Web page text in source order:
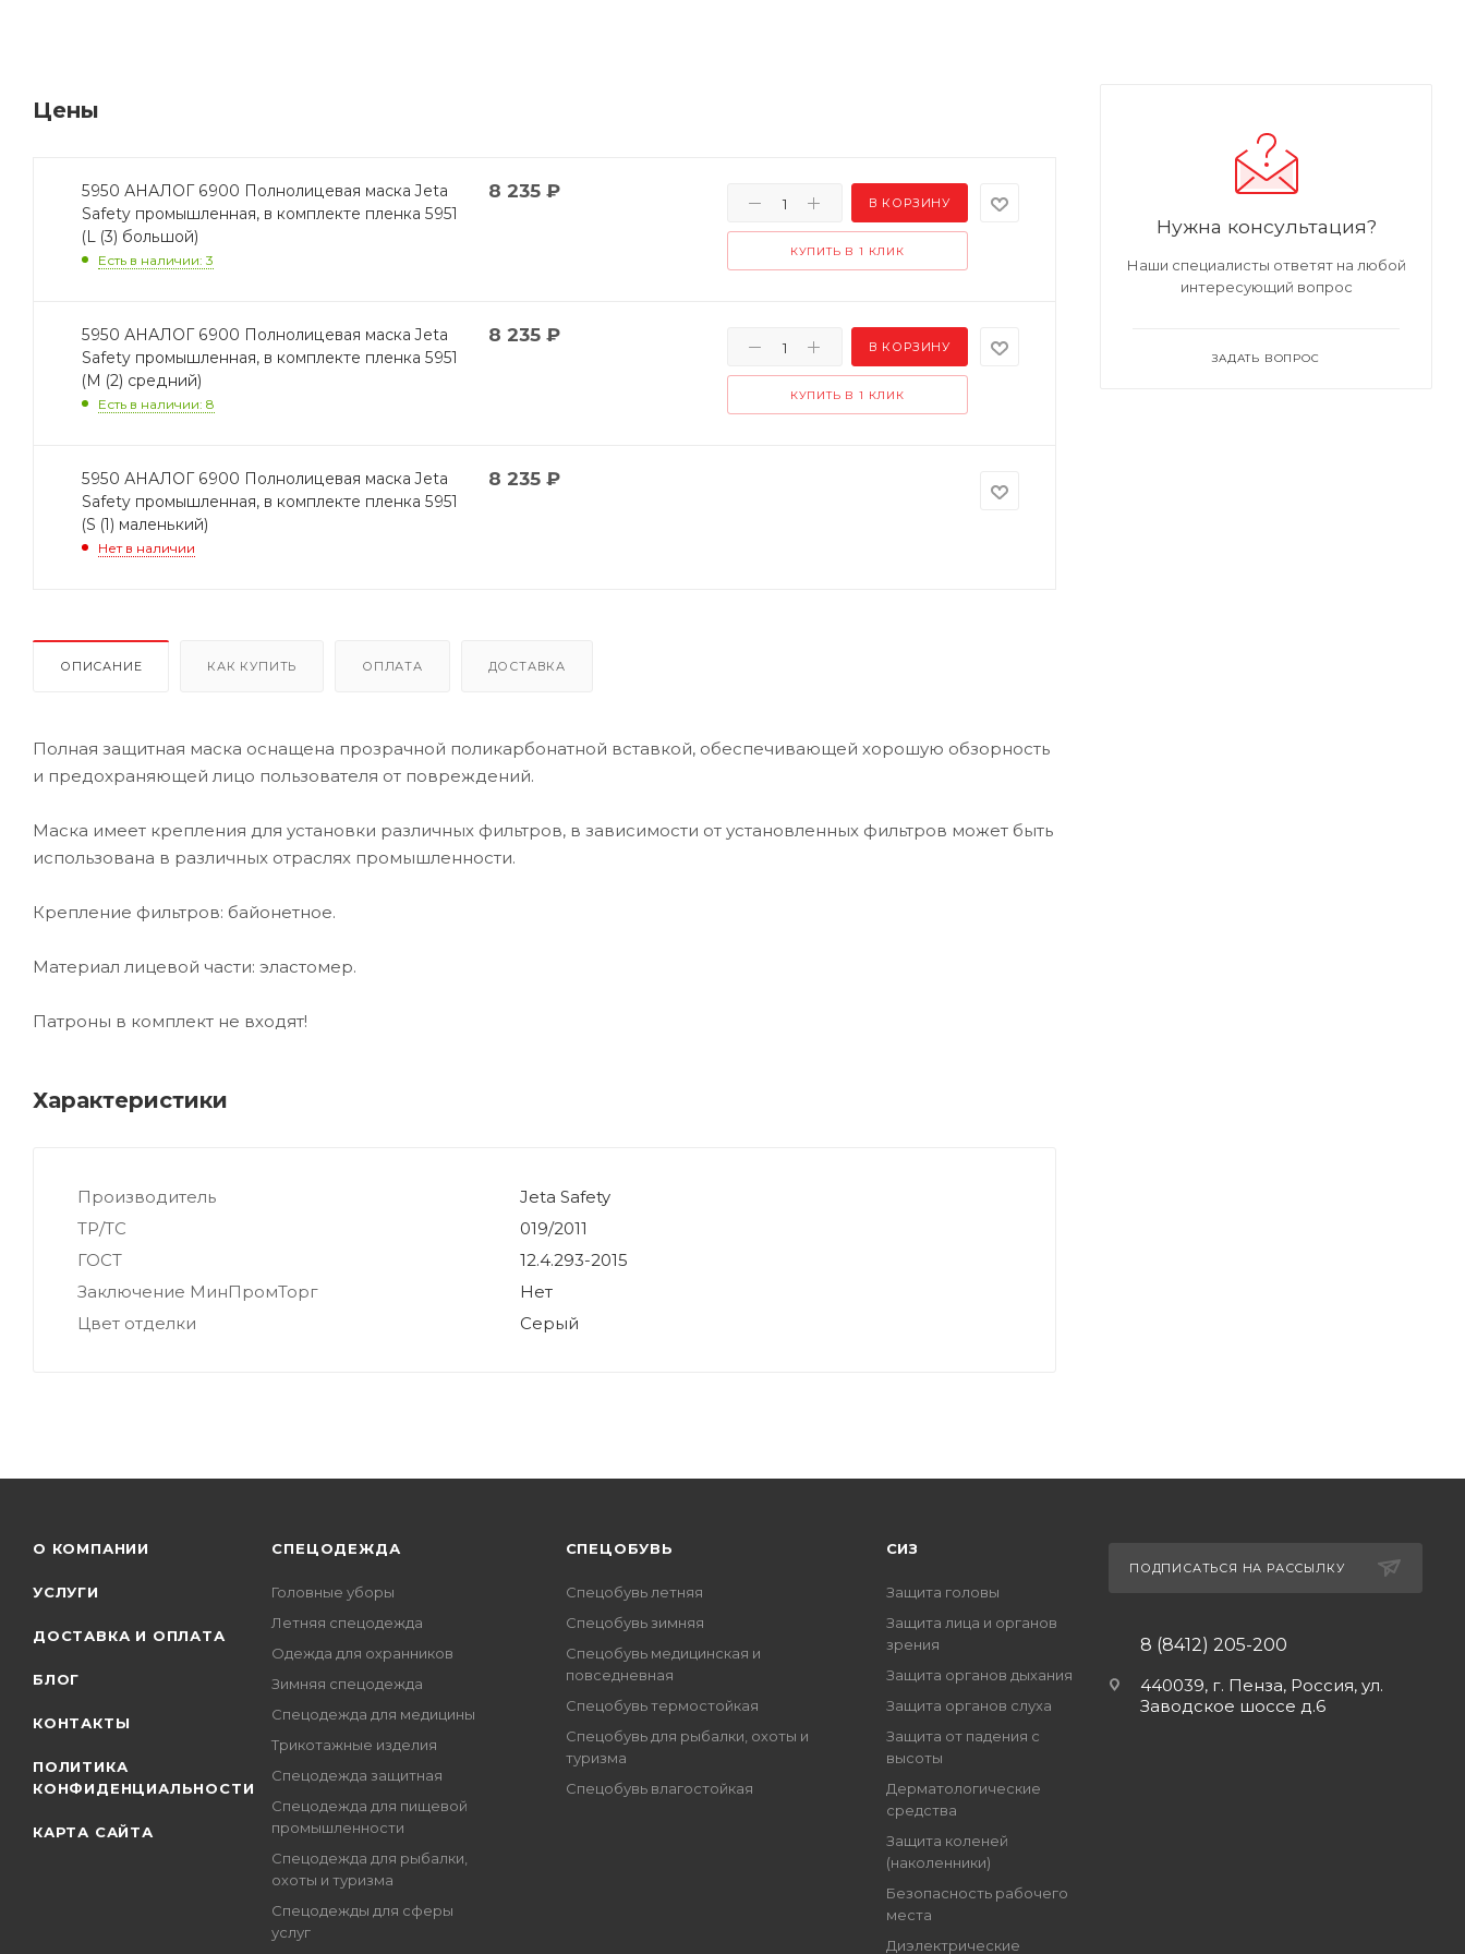
Цены
5950 АНАЛОГ 6900 Полнолицевая маска Jeta
Safety промышленная, в комплекте пленка 5951
(L (3) большой)
Есть в наличии: 3
8 235₽
В КОРЗИНУ
КУПИТЬ В 1 КЛИК
5950 АНАЛОГ 6900 Полнолицевая маска Jeta
Safety промышленная, в комплекте пленка 5951
(M (2) средний)
Есть в наличии: 8
8 235₽
В КОРЗИНУ
КУПИТЬ В 1 КЛИК
5950 АНАЛОГ 6900 Полнолицевая маска Jeta
Safety промышленная, в комплекте пленка 5951
(S (1) маленький)
Нет в наличии
8 235₽
ОПИСАНИЕ КАК КУПИТЬ ОПЛАТА ДОСТАВКА
Полная защитная маска оснащена прозрачной поликарбонатной вставкой, обеспечивающей хорошую обзорность
и предохраняющей лицо пользователя от повреждений.
Маска имеет крепления для установки различных фильтров, в зависимости от установленных фильтров может быть
использована в различных отраслях промышленности.
Крепление фильтров: байонетное.
Материал лицевой части: эластомер.
Патроны в комплект не входят!
Характеристики
Производитель
Jeta Safety
ТР/ТС
019/2011
ГОСТ
12.4.293-2015
Заключение МинПромТорг
Нет
Цвет отделки
Серый
Нужна консультация?
Наши специалисты ответят на любой
интересующий вопрос
ЗАДАТЬ ВОПРОС
О КОМПАНИИ
УСЛУГИ
ДОСТАВКА И ОПЛАТА
БЛОГ
КОНТАКТЫ
ПОЛИТИКА
КОНФИДЕНЦИАЛЬНОСТИ
КАРТА САЙТА
СПЕЦОДЕЖДА
Головные уборы
Летняя спецодежда
Одежда для охранников
Зимняя спецодежда
Спецодежда для медицины
Трикотажные изделия
Спецодежда защитная
Спецодежда для пищевой
промышленности
Спецодежда для рыбалки,
охоты и туризма
Спецодежды для сферы
услуг
CПЕЦОБУВЬ
Спецобувь летняя
Спецобувь зимняя
Спецобувь медицинская и
повседневная
Спецобувь термостойкая
Спецобувь для рыбалки, охоты и
туризма
Спецобувь влагостойкая
СИЗ
Защита головы
Защита лица и органов
зрения
Защита органов дыхания
Защита органов слуха
Защита от падения с
высоты
Дерматологические
средства
Защита коленей
(наколенники)
Безопасность рабочего
места
Диэлектрические
ПОДПИСАТЬСЯ НА РАССЫЛКУ
8 (8412) 205-200
440039, г. Пенза, Россия, ул.
Заводское шоссе д.6